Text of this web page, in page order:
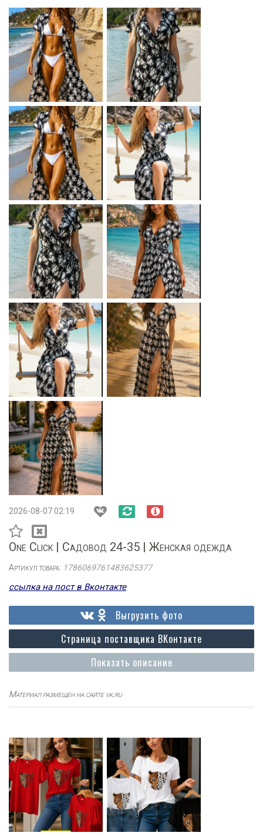
2026-08-07 02:19
One Click | Садовод 24-35 | Женская одежда
Артикул товара: 1786069761483625377
ссылка на пост в Вконтакте
Показать описание
Страница поставщика ВКонтакте
Выгрузить фото
Материал размещен на сайте vk.ru